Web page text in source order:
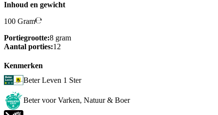
Inhoud en gewicht
100 Gram
Portiegrootte:8 gram
Aantal porties:12
Kenmerken
Beter Leven 1 Ster
Beter voor Varken, Natuur & Boer